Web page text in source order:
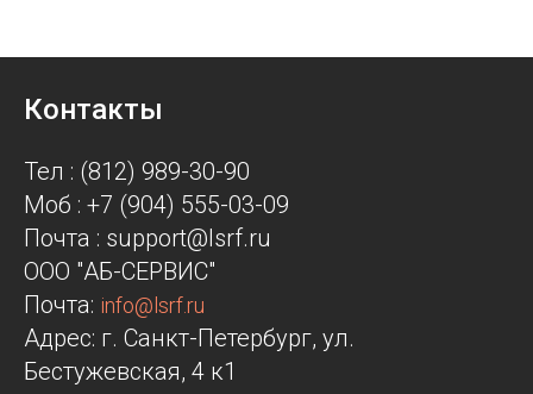
Контакты
Тел : (812) 989-30-90
Моб : +7 (904) 555-03-09
Почта : support@lsrf.ru
ООО "АБ-СЕРВИС"
Почта: info@lsrf.ru
Адрес: г. Санкт-Петербург, ул.
Бестужевская, 4 к1